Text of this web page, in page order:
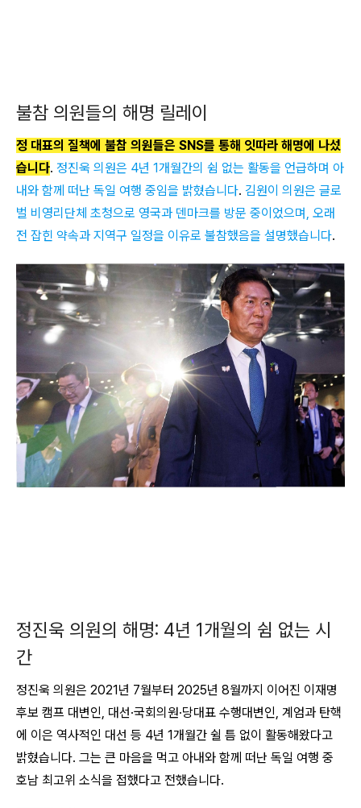
불참 의원들의 해명 릴레이
정 대표의 질책에 불참 의원들은 SNS를 통해 잇따라 해명에 나섰
습니다. 정진욱 의원은 4년 1개월간의 쉼 없는 활동을 언급하며 아
내와 함께 떠난 독일 여행 중임을 밝혔습니다. 김원이 의원은 글로
벌 비영리단체 초청으로 영국과 덴마크를 방문 중이었으며, 오래
전 잡힌 약속과 지역구 일정을 이유로 불참했음을 설명했습니다.
정진욱 의원의 해명: 4년 1개월의 쉼 없는 시
간
정진욱 의원은 2021년 7월부터 2025년 8월까지 이어진 이재명
후보 캠프 대변인, 대선·국회의원·당대표 수행대변인, 계엄과 탄핵
에 이은 역사적인 대선 등 4년 1개월간 쉴 틈 없이 활동해왔다고
밝혔습니다. 그는 큰 마음을 먹고 아내와 함께 떠난 독일 여행 중
호남 최고위 소식을 접했다고 전했습니다.